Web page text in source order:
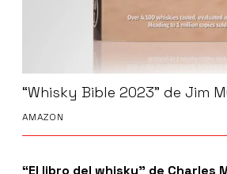
“Whisky Bible 2023" de Jim
AMAZON